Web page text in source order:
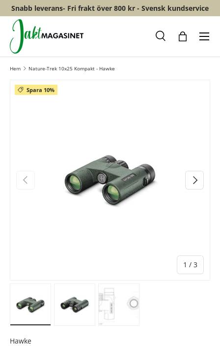
HOPPA TILL INNEHÅLL
Snabb leverans- Fri frakt över 800 kr - Svensk kundservice
Sök
Meny
Hem Nature-Trek 10x25 Kompakt - Hawke
Spara 10%
FÖREGÅENDE
1 / av
3
NÄSTA
Hawke